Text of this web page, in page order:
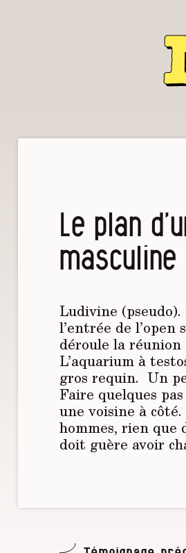
Le plan
masculine
Ludivine
l’entrée de
déroule la réunion
L’aquarium à
gros requin. Un
Faire quelques
une voisine à
hommes, rien que
doit guère avoir